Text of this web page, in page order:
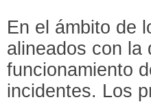
En el ámbito de
alineados con la
funcionamiento
incidentes. Los